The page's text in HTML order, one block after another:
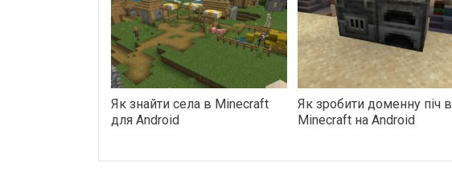
Як знайти села в Minecraft
для Android
Як зробити доменну піч в
Minecraft на Android